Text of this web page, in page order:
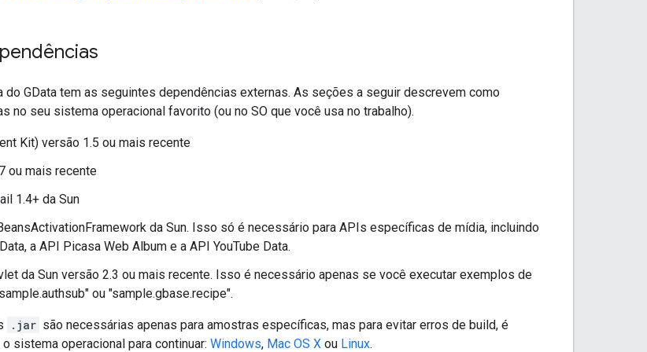
do GData tem as seguintes dependências externas. As seções a seguir descrevem como
no seu sistema operacional favorito (ou no SO que você usa no trabalho).
Kit) versão 1.5 ou mais recente
ou mais recente
1.4+ da Sun
da Sun. Isso só é necessário para APIs específicas de mídia, incluindo
a API Picasa Web Album e a API YouTube Data.
da Sun versão 2.3 ou mais recente. Isso é necessário apenas se você executar exemplos de
ou "sample.gbase.recipe".
.jar são necessárias apenas para amostras específicas, mas para evitar erros de build, é
o sistema operacional para continuar: Windows, Mac OS X ou Linux.